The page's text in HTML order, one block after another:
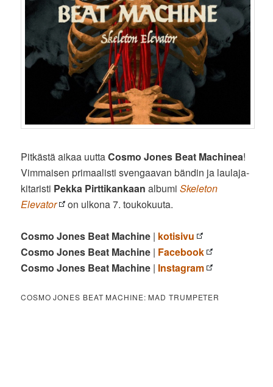
Pitkästä aikaa uuttaCosmo Jones Beat Machinea!
Vimmaisen primaalisti svengaavan bändin ja laulaja-
kitaristi Pekka Pirttikankaan albumiSkeleton
Elevator
on ulkona 7. toukokuuta.
Cosmo Jones Beat Machine | kotisivu
Cosmo Jones Beat Machine | Facebook
Cosmo Jones Beat Machine | Instagram
COSMO JONES BEAT MACHINE: MAD TRUMPETER